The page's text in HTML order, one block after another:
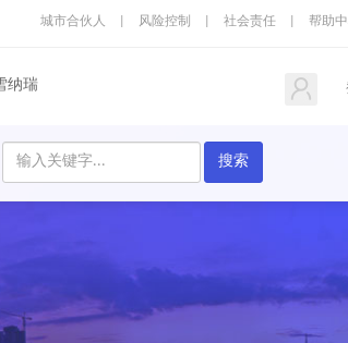
城市合伙人 风险控制 社会责任 帮助
纳瑞